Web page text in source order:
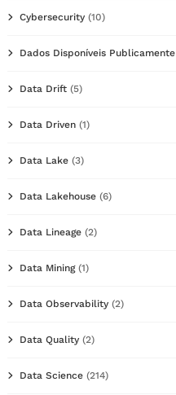
Cybersecurity (10)
Dados Disponíveis Publicamente
Data Drift (5)
Data Driven (1)
Data Lake (3)
Data Lakehouse (6)
Data Lineage (2)
Data Mining(1)
Data Observability (2)
Data Quality (2)
Data Science (214)